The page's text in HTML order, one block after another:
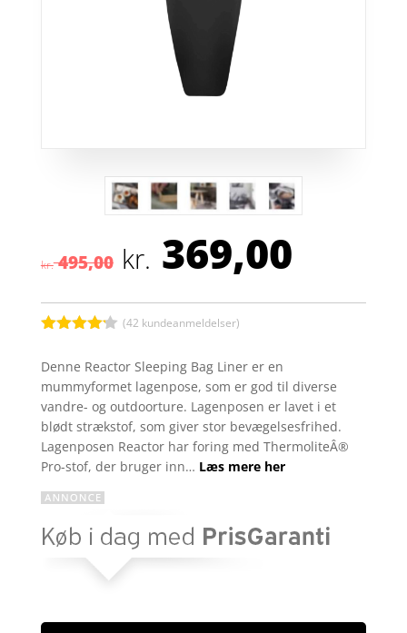
kr.495,00 Den
oprindelige
pris
var:
kr. 495,00.
kr. 369,00Den
pris
er:
ud af 5
baseret
på
kundebedø
mmelser
(42 kundeanmeldelser)
Denne Reactor Sleeping Bag Liner er en
mummyformet lagenpose, som er god til diverse
vandre- og outdoorture. Lagenposen er lavet i et
blødt strækstof, som giver stor bevægelsesfrihed.
Lagenposen Reactor har foring med ThermoliteÂ®
Pro-stof, der bruger inn… Læs mere her